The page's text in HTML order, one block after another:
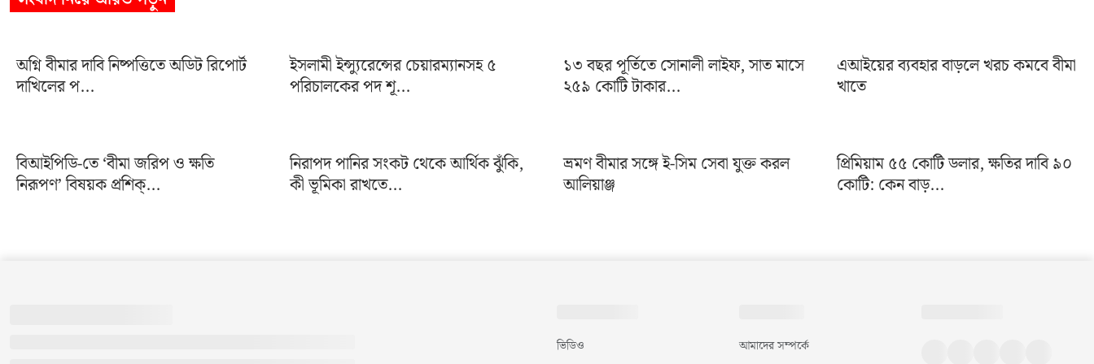
অগ্নি বীমার দাবি নিষ্পত্তিতে অডিট রিপোর্ট
দাখিলের প...
ইসলামী ইন্স্যুরেন্সের চেয়ারম্যানসহ ৫
পরিচালকের পদ শূ...
১৩ বছর পূর্তিতে সোনালী লাইফ, সাত মাসে
২৫৯ কোটি টাকার...
এআইয়ের ব্যবহার বাড়লে খরচ কমবে বীমা
খাতে
বিআইপিডি-তে ‘বীমা জরিপ ও ক্ষতি
নিরূপণ’ বিষয়ক প্রশিক্...
নিরাপদ পানির সংকট থেকে আর্থিক ঝুঁকি,
কী ভূমিকা রাখতে...
ভ্রমণ বীমার সঙ্গে ই-সিম সেবা যুক্ত করল
আলিয়াঞ্জ
প্রিমিয়াম ৫৫ কোটি ডলার, ক্ষতির দাবি ৯০
কোটি: কেন বাড়...
ভিডিও
আমাদের সম্পর্কে